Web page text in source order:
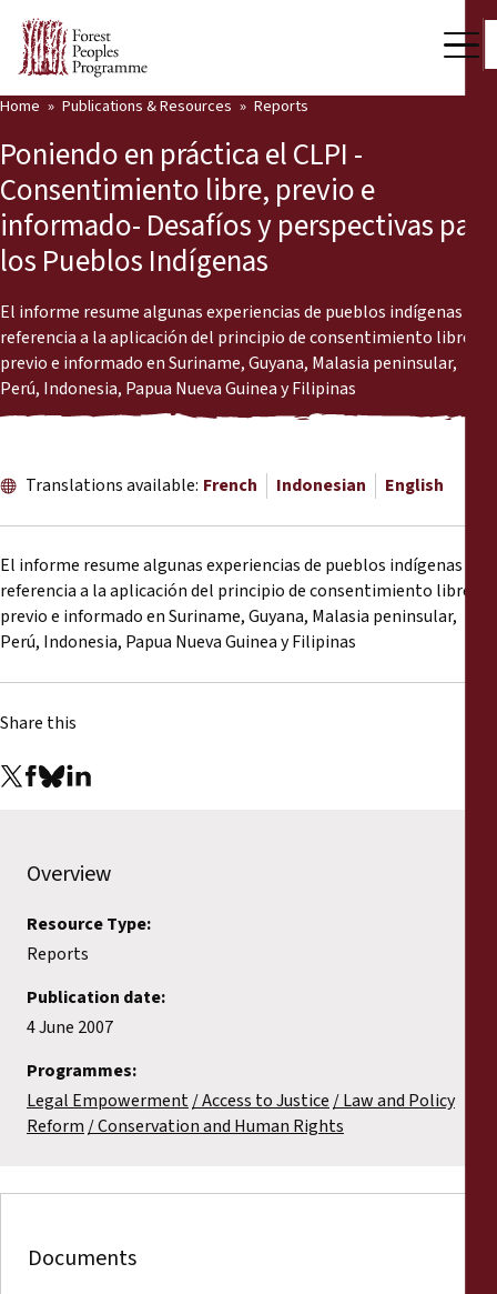
Who we are
Support Us
Our Work
Community Voices
Partners & Countries
Latest News
Publications & Resources
Publications & Resources
Press Releases
Training Materials
Annual Reports
Home Publications & Resources Reports
Poniendo en práctica el CLPI -
Consentimiento libre, previo e
informado- Desafíos y perspectivas para
los Pueblos Indígenas
El informe resume algunas experiencias de pueblos indígenas con
referencia a la aplicación del principio de consentimiento libre,
previo e informado en Suriname, Guyana, Malasia peninsular,
Perú, Indonesia, Papua Nueva Guinea y Filipinas
Translations available: French Indonesian English
El informe resume algunas experiencias de pueblos indígenas con
referencia a la aplicación del principio de consentimiento libre,
previo e informado en Suriname, Guyana, Malasia peninsular,
Perú, Indonesia, Papua Nueva Guinea y Filipinas
Share this
Overview
Resource Type:
Reports
Publication date:
4 June 2007
Programmes:
Legal Empowerment Access to Justice
Law and Policy
Reform Conservation and Human Rights
Documents